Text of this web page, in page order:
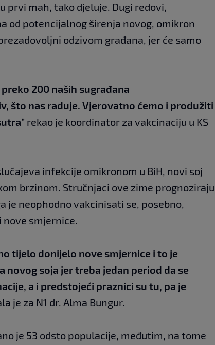
prvi mah, tako djeluje. Dugi redovi,
od potencijalnog širenja novog, omikron
odzivom građana, jer će samo
200 naših sugrađana
što nas raduje. Vjerovatno ćemo i produžiti
” rekao je koordinator za vakcinaciju u KS
infekcije omikronom u BiH, novi soj
brzinom. Stručnjaci ove zime prognoziraju
je neophodno vakcinisati se, posebno,
nove smjernice.
tijelo donijelo nove smjernice i to je
novog soja jer treba jedan period da se
a i predstojeći praznici su tu, pa je
je za N1 dr. Alma Bungur.
je 53 odsto populacije, međutim, na tome